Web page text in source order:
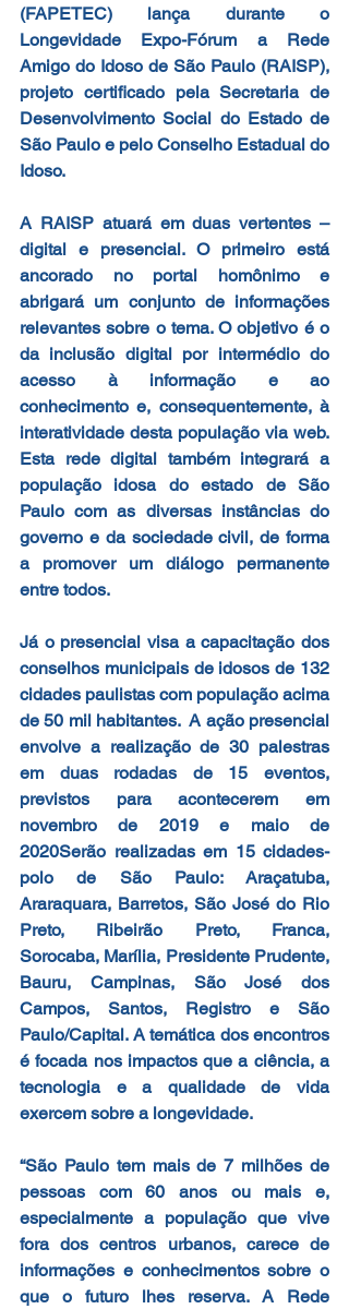
(FAPETEC) lança durante o
Longevidade Expo-Fórum a Rede
Amigo do Idoso de São Paulo (RAISP),
projeto certificado pela Secretaria de
Desenvolvimento Social do Estado de
São Paulo e pelo Conselho Estadual do
Idoso.
A RAISP atuará em duas vertentes –
digital e presencial. O primeiro está
ancorado no portal homônimo e
abrigará um conjunto de informações
relevantes sobre o tema. O objetivo é o
da inclusão digital por intermédio do
acesso à informação e ao
conhecimento e, consequentemente, à
interatividade desta população via web.
Esta rede digital também integrará a
população idosa do estado de São
Paulo com as diversas instâncias do
governo e da sociedade civil, de forma
a promover um diálogo permanente
entre todos.
Já o presencial visa a capacitação dos
conselhos municipais de idosos de 132
cidades paulistas com população acima
de 50 mil habitantes.  A ação presencial
envolve a realização de 30 palestras
em duas rodadas de 15 eventos,
previstos para acontecerem em
novembro de 2019 e maio de
2020Serão realizadas em 15 cidades-
polo de São Paulo: Araçatuba,
Araraquara, Barretos, São José do Rio
Preto, Ribeirão Preto, Franca,
Sorocaba, Marília, Presidente Prudente,
Bauru, Campinas, São José dos
Campos, Santos, Registro e São
Paulo/Capital. A temática dos encontros
é focada nos impactos que a ciência, a
tecnologia e a qualidade de vida
exercem sobre a longevidade.
“São Paulo tem mais de 7 milhões de
pessoas com 60 anos ou mais e,
especialmente a população que vive
fora dos centros urbanos, carece de
informações e conhecimentos sobre o
que o futuro lhes reserva. A Rede